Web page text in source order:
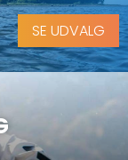
SE UDVALG